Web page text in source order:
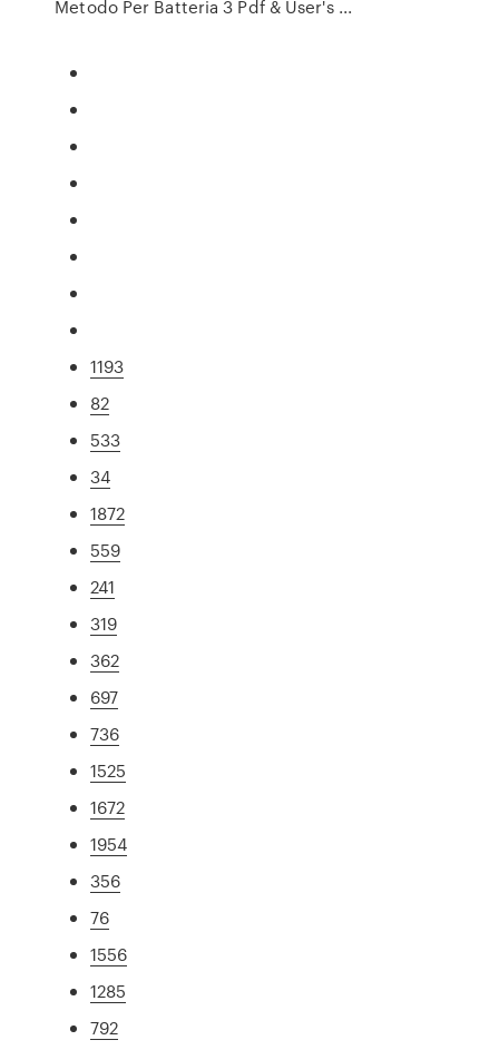
Metodo Per Batteria 3 Pdf & User's ...
1193
82
533
34
1872
559
241
319
362
697
736
1525
1672
1954
356
76
1556
1285
792